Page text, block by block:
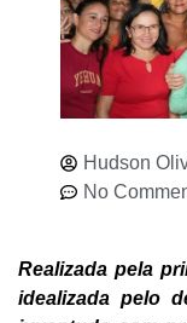
Hudson
No
Realizada pela
idealizada pelo